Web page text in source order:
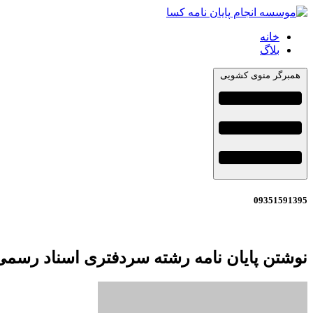
خانه
بلاگ
همبرگر منوی کشویی
09351591395
نوشتن پایان نامه رشته سردفتری اسناد